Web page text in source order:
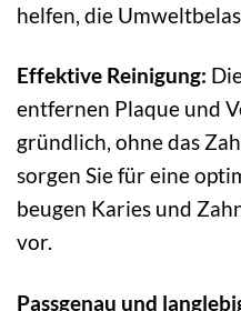
helfen, die
Effektive Reinigung:
entfernen Plaque und
gründlich, ohne das
sorgen Sie für eine
beugen Karies und
vor.
Passgenau und